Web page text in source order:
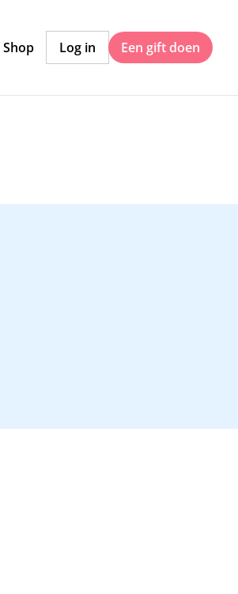
Shop Log in Een gift doen